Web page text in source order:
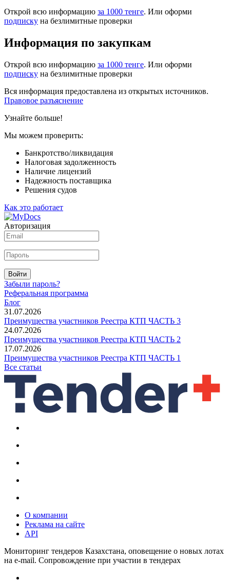
Открой всю информацию за 1000 тенге. Или оформи
подписку на безлимитные проверки
Информация по закупкам
Открой всю информацию за 1000 тенге. Или оформи
подписку на безлимитные проверки
Вся информация предоставлена из открытых источников.
Правовое разъяснение
Узнайте больше!
Мы можем проверить:
Банкротство/ликвидация
Налоговая задолженность
Наличие лицензий
Надежность поставщика
Решения судов
Как это работает
Авторизация
Войти
Забыли пароль?
Реферальная программа
Блог
31.07.2026
Преимущества участников Реестра КТП ЧАСТЬ 3
24.07.2026
Преимущества участников Реестра КТП ЧАСТЬ 2
17.07.2026
Преимущества участников Реестра КТП ЧАСТЬ 1
Все статьи
О компании
Реклама на сайте
API
Мониторинг тендеров Казахстана, оповещение о новых лотах
на e-mail. Сопровождение при участии в тендерах